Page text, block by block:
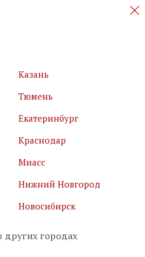
и новинки
сайта
обработки персональных
Казань
Тюмень
Екатеринбург
Краснодар
Миасс
Нижний Новгород
Новосибирск
других городах